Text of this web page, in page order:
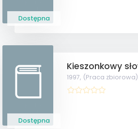
Dostępna
Dostępna
1997, (Praca zbiorowa)